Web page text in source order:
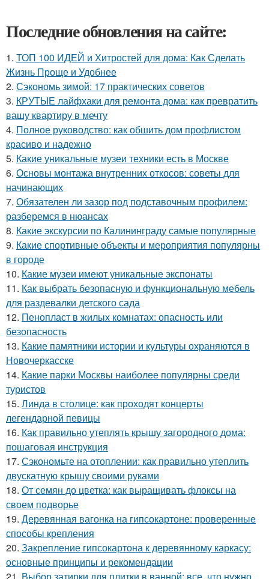
Последние обновления на сайте:
1. ТОП 100 ИДЕЙ и Хитростей для дома: Как Сделать
Жизнь Проще и Удобнее
2. Сэкономь зимой: 17 практических советов
3. КРУТЫЕ лайфхаки для ремонта дома: как превратить
вашу квартиру в мечту
4. Полное руководство: как обшить дом профлистом
красиво и надежно
5. Какие уникальные музеи техники есть в Москве
6. Основы монтажа внутренних откосов: советы для
начинающих
7. Обязателен ли зазор под подставочным профилем:
разберемся в нюансах
8. Какие экскурсии по Калининграду самые популярные
9. Какие спортивные объекты и мероприятия популярны
в городе
10. Какие музеи имеют уникальные экспонаты
11. Как выбрать безопасную и функциональную мебель
для раздевалки детского сада
12. Пенопласт в жилых комнатах: опасность или
безопасность
13. Какие памятники истории и культуры охраняются в
Новочеркасске
14. Какие парки Москвы наиболее популярны среди
туристов
15. Линда в столице: как проходят концерты
легендарной певицы
16. Как правильно утеплять крышу загородного дома:
пошаговая инструкция
17. Сэкономьте на отоплении: как правильно утеплить
двускатную крышу своими руками
18. От семян до цветка: как выращивать флоксы на
своем подворье
19. Деревянная вагонка на гипсокартоне: проверенные
способы крепления
20. Закрепление гипсокартона к деревянному каркасу:
основные принципы и рекомендации